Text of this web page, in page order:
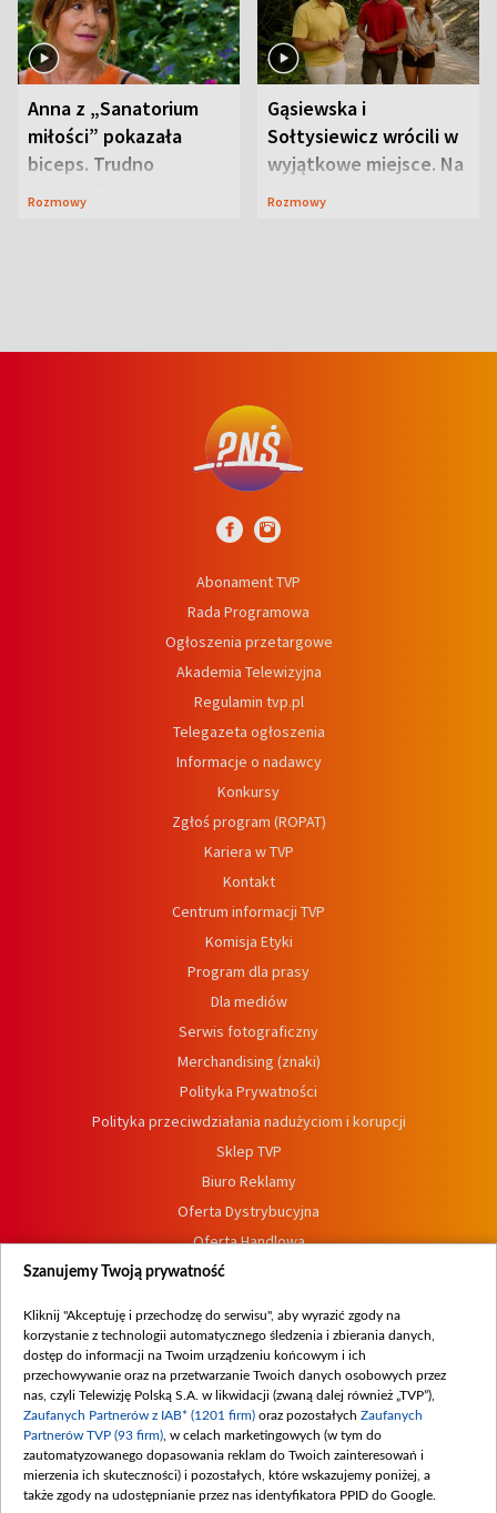
Anna z „Sanatorium
miłości” pokazała
biceps. Trudno
uwierzyć, co przeszła
Rozmowy
Gąsiewska i
Sołtysiewicz wrócili w
wyjątkowe miejsce. Na
szlaku czekał
Rozmowy
Abonament TVP
Rada Programowa
Ogłoszenia przetargowe
Akademia Telewizyjna
Regulamin tvp.pl
Telegazeta ogłoszenia
Informacje o nadawcy
Konkursy
Zgłoś program (ROPAT)
Kariera w TVP
Kontakt
Centrum informacji TVP
Komisja Etyki
Program dla prasy
Dla mediów
Serwis fotograficzny
Merchandising (znaki)
Polityka Prywatności
Polityka przeciwdziałania nadużyciom i korupcji
Sklep TVP
Biuro Reklamy
Oferta Dystrybucyjna
Oferta Handlowa
Dostępność
Procedura zgłoszeń wewnętrznych
Szanujemy Twoją prywatność
Kliknij "Akceptuję i przechodzę do serwisu", aby wyrazić zgody na
korzystanie z technologii automatycznego śledzenia i zbierania danych,
dostęp do informacji na Twoim urządzeniu końcowym i ich
przechowywanie oraz na przetwarzanie Twoich danych osobowych przez
nas, czyli Telewizję Polską S.A. w likwidacji (zwaną dalej również „TVP”),
Zaufanych Partnerów z IAB* (1201 firm) oraz pozostałych Zaufanych
Partnerów TVP (93 firm) , w celach marketingowych (w tym do
zautomatyzowanego dopasowania reklam do Twoich zainteresowań i
mierzenia ich skuteczności) i pozostałych, które wskazujemy poniżej, a
także zgody na udostępnianie przez nas identyfikatora PPID do Google.